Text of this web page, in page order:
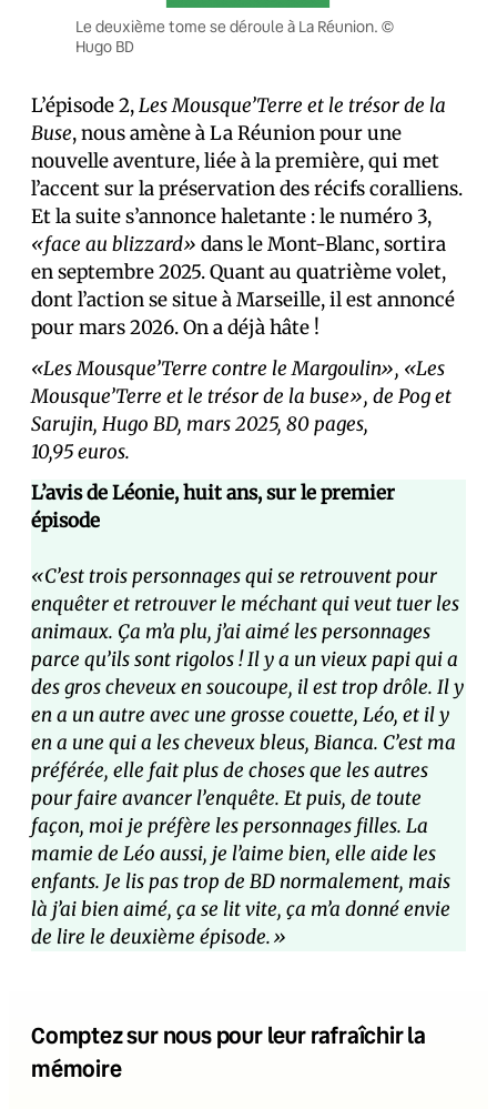
Le deuxième tome se déroule à La Réunion. ©
Hugo BD
L’épisode 2,Les Mousque’Terre et le trésor de la
Buse, nous amène à La Réunion pour une
nouvelle aventure, liée à la première, qui met
l’accent sur la préservation des récifs coralliens.
Et la suite s’annonce haletante : le numéro 3,
«face au blizzard» dans le Mont-Blanc, sortira
en septembre 2025. Quant au quatrième volet,
dont l’action se situe à Marseille, il est annoncé
pour mars 2026. On a déjà hâte !
«Les Mousque’Terre contre le Margoulin», «Les
Mousque’Terre et le trésor de la buse», de Pog et
Sarujin, Hugo BD, mars 2025, 80 pages,
10,95 euros.
L’avis de Léonie, huit ans, sur le premier
épisode
«C’est trois personnages qui se retrouvent pour
enquêter et retrouver le méchant qui veut tuer les
animaux. Ça m’a plu, j’ai aimé les personnages
parce qu’ils sont rigolos ! Il y a un vieux papi qui a
des gros cheveux en soucoupe, il est trop drôle. Il y
en a un autre avec une grosse couette, Léo, et il y
en a une qui a les cheveux bleus, Bianca. C’est ma
préférée, elle fait plus de choses que les autres
pour faire avancer l’enquête. Et puis, de toute
façon, moi je préfère les personnages filles. La
mamie de Léo aussi, je l’aime bien, elle aide les
enfants. Je lis pas trop de BD normalement, mais
là j’ai bien aimé, ça se lit vite, ça m’a donné envie
de lire le deuxième épisode.»
Comptez sur nous pour leur rafraîchir la
mémoire